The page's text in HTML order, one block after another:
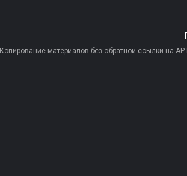
Копирование материалов без обратной ссылки на